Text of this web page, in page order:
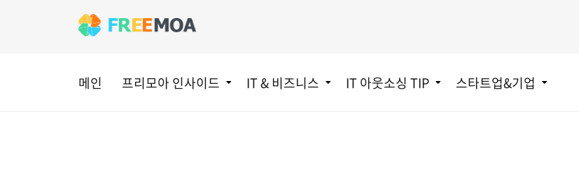
메인 프리모아 인사이드 IT & 비즈니스 IT 아웃소싱 TIP 스타트업&기업